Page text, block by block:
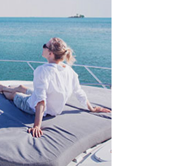
AI Assistant